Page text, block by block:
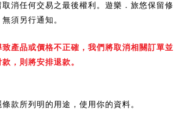
消任何交易之最後權利。遊樂．旅悠保留修
須另行通知。
產品或價格不正確，我們將取消相關訂單並
，則將安排退款。
款所列明的用途，使用你的資料。